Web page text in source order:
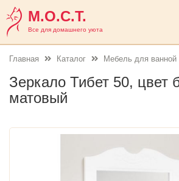
М.О.С.Т.
Все для домашнего уюта
Главная Каталог Мебель для ванной
Зеркало Тибет 50, цвет
матовый